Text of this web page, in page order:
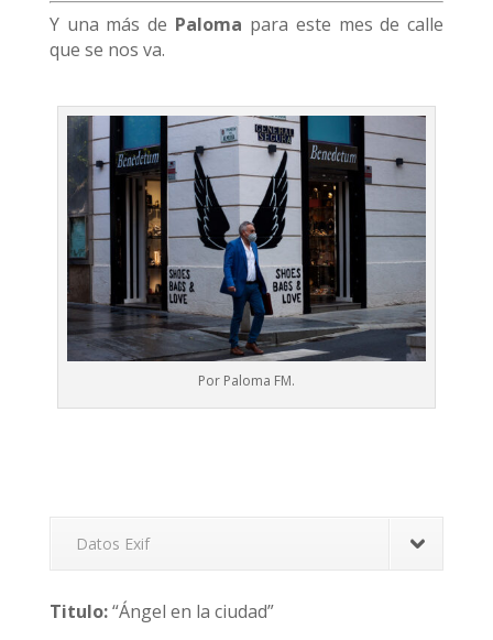
Y una más de Paloma para este mes de calle
que se nos va.
Por Paloma FM.
Datos Exif
Titulo:“Ángel en la ciudad”